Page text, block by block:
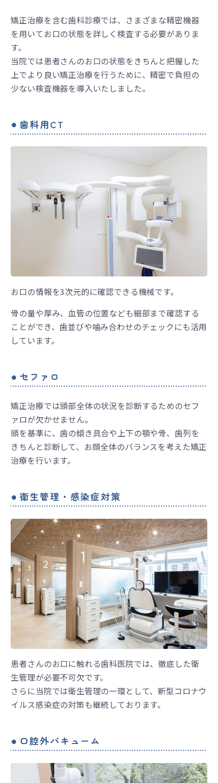
矯正治療を含む歯科診療では、さまざまな精密機器
を用いてお口の状態を詳しく検査する必要がありま
す。
当院では患者さんのお口の状態をきちんと把握した
上でより良い矯正治療を行うために、精密で負担の
少ない検査機器を導入いたしました。
歯科用CT
お口の情報を3次元的に確認できる機械です。
骨の量や厚み、血管の位置なども細部まで確認する
ことができ、歯並びや噛み合わせのチェックにも活用
しています。
セファロ
矯正治療では頭部全体の状況を診断するためのセフ
ァロが欠かせません。
頭を基準に、歯の傾き具合や上下の顎や骨、歯列を
きちんと診断して、お顔全体のバランスを考えた矯正
治療を行います。
衛生管理・感染症対策
患者さんのお口に触れる歯科医院では、徹底した衛
生管理が必要不可欠です。
さらに当院では衛生管理の一環として、新型コロナウ
イルス感染症の対策も継続しております。
口腔外バキューム